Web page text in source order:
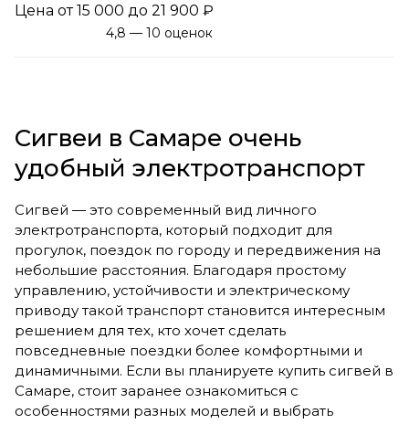
Цена от 15 000 до 21 900 ₽
4,8 — 10 оценок
Сигвеи в Самаре очень
удобный электротранспорт
Сигвей — это современный вид личного
электротранспорта, который подходит для
прогулок, поездок по городу и передвижения на
небольшие расстояния. Благодаря простому
управлению, устойчивости и электрическому
приводу такой транспорт становится интересным
решением для тех, кто хочет сделать
повседневные поездки более комфортными и
динамичными. Если вы планируете купить сигвей в
Самаре, стоит заранее ознакомиться с
особенностями разных моделей и выбрать